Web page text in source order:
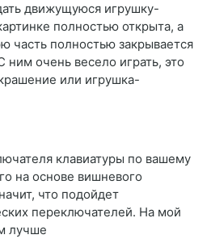
движущуюся игрушку-
полностью открыта, а
часть полностью закрывается
ним очень весело играть, это
или игрушка-
клавиатуры по вашему
на основе вишневого
что подойдет
переключателей. На мой
лучше